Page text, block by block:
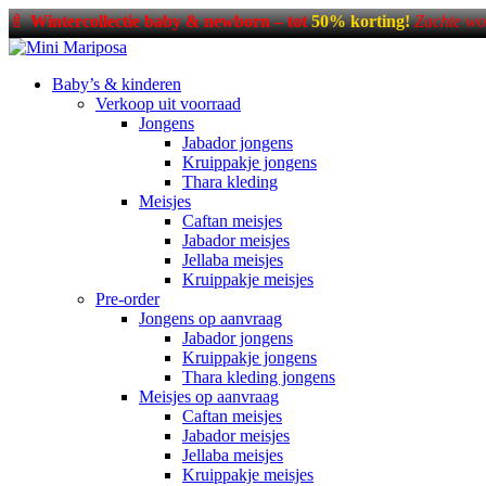
🍼Wintercollectie baby & newborn – tot50% korting! Zachte
Baby’s & kinderen
Verkoop uit voorraad
Jongens
Jabador jongens
Kruippakje jongens
Thara kleding
Meisjes
Caftan meisjes
Jabador meisjes
Jellaba meisjes
Kruippakje meisjes
Pre-order
Jongens op aanvraag
Jabador jongens
Kruippakje jongens
Thara kleding jongens
Meisjes op aanvraag
Caftan meisjes
Jabador meisjes
Jellaba meisjes
Kruippakje meisjes